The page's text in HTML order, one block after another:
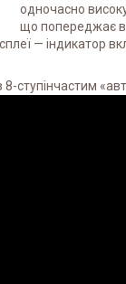
одночасно
що попереджає
— індикатор
ступінчастим